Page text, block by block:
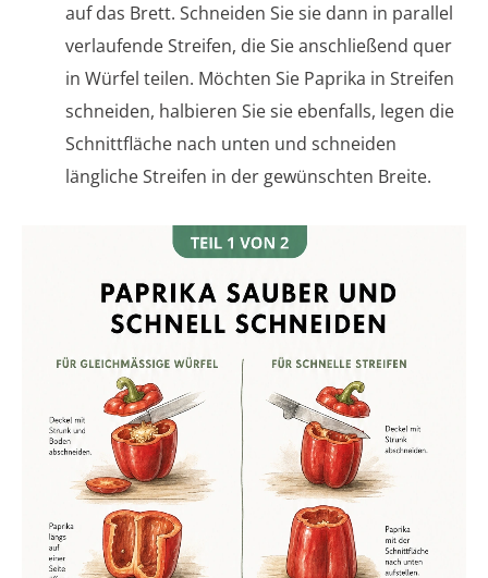
auf das Brett. Schneiden Sie sie dann in parallel
verlaufende Streifen, die Sie anschließend quer
in Würfel teilen. Möchten Sie Paprika in Streifen
schneiden, halbieren Sie sie ebenfalls, legen die
Schnittfläche nach unten und schneiden
längliche Streifen in der gewünschten Breite.